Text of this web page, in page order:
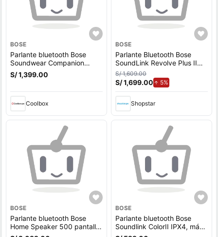
BOSE
Parlante bluetooth Bose
Soundwear Companion
IPX4, máx. 12 horas
S/ 1,399.00
Coolbox
BOSE
Parlante Bluetooth Bose
SoundLink Revolve Plus II
Plata - copy
S/ 1,609.00
S/ 1,699.00 5%de aumento.
Shopstar
BOSE
Parlante bluetooth Bose
Home Speaker 500 pantalla
led, wifi, negro
BOSE
Parlante bluetooth Bose
Soundlink ColorII IPX4, máx.
8 horas, rojo